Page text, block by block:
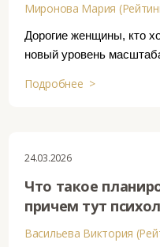
Миронова Мария
Дорогие женщины, кто
новый уровень
Подробнее >
24.03.2026
Что такое
причем тут
Васильева Виктория